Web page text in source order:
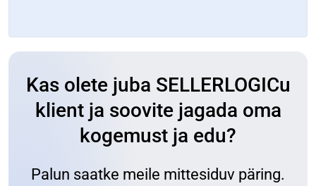
Kas olete juba SELLERLOGICu
klient ja soovite jagada oma
kogemust ja edu?
Palun saatke meile mittesiduv päring.